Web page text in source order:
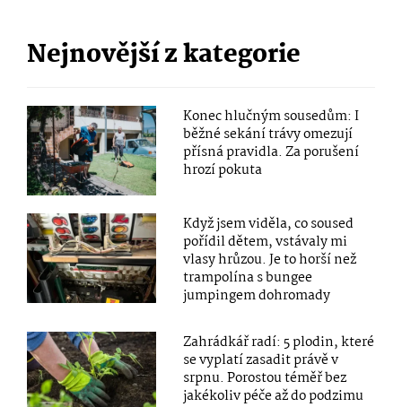
Nejnovější z kategorie
Konec hlučným sousedům: I
běžné sekání trávy omezují
přísná pravidla. Za porušení
hrozí pokuta
Když jsem viděla, co soused
pořídil dětem, vstávaly mi
vlasy hrůzou. Je to horší než
trampolína s bungee
jumpingem dohromady
Zahrádkář radí: 5 plodin, které
se vyplatí zasadit právě v
srpnu. Porostou téměř bez
jakékoliv péče až do podzimu